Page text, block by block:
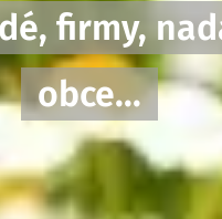
firmy,
obce...